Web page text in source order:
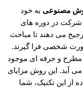
مصنوعی به خود
شرکت در دوره های
می دهند تا مباحث
شخصی فرا گیرند.
و حرفه ای موجود
آید. این روش مزایای
از این تکنیک، شما